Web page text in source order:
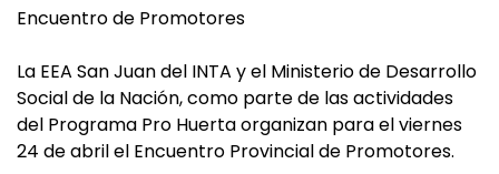
Encuentro de Promotores
La EEA San Juan del INTA y el Ministerio de Desarrollo
Social de la Nación, como parte de las actividades
del Programa Pro Huerta organizan para el viernes
24 de abril el Encuentro Provincial de Promotores.